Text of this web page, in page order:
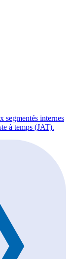
segmentés internes
à temps (JAT).